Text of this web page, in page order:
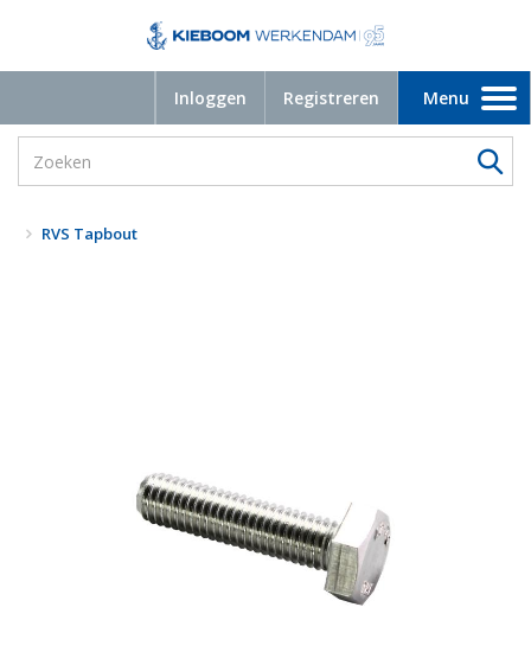
Inloggen Registreren
Toggle
navigation
Menu
RVS Tapbout